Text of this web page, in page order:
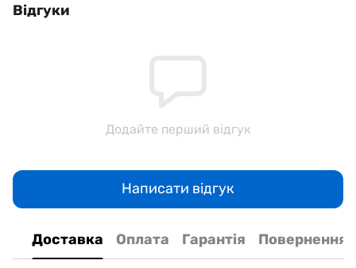
Відгуки
Додайте перший відгук
Написати відгук
Доставка Оплата Гарантія Повернення